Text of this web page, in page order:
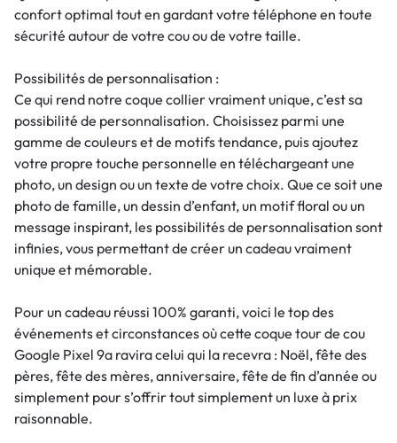
confort optimal tout en gardant votre téléphone en toute
sécurité autour de votre cou ou de votre taille.
Possibilités de personnalisation :
Ce qui rend notre coque collier vraiment unique, c’est sa
possibilité de personnalisation. Choisissez parmi une
gamme de couleurs et de motifs tendance, puis ajoutez
votre propre touche personnelle en téléchargeant une
photo, un design ou un texte de votre choix. Que ce soit une
photo de famille, un dessin d’enfant, un motif floral ou un
message inspirant, les possibilités de personnalisation sont
infinies, vous permettant de créer un cadeau vraiment
unique et mémorable.
Pour un cadeau réussi 100% garanti, voici le top des
événements et circonstances où cette coque tour de cou
Google Pixel 9a ravira celui qui la recevra : Noël, fête des
pères, fête des mères, anniversaire, fête de fin d’année ou
simplement pour s’offrir tout simplement un luxe à prix
raisonnable.